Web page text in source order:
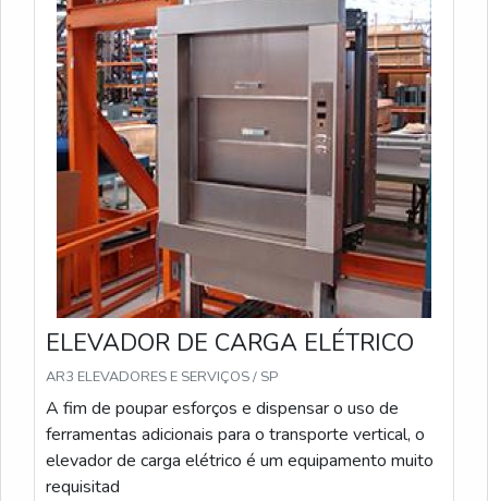
ELEVADOR DE CARGA ELÉTRICO
AR3 ELEVADORES E SERVIÇOS / SP
A fim de poupar esforços e dispensar o uso de
ferramentas adicionais para o transporte vertical, o
elevador de carga elétrico é um equipamento muito
requisitad